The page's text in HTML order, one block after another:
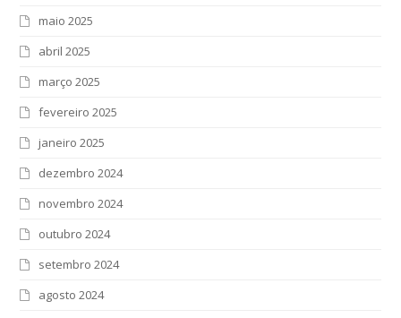
maio 2025
abril 2025
março 2025
fevereiro 2025
janeiro 2025
dezembro 2024
novembro 2024
outubro 2024
setembro 2024
agosto 2024